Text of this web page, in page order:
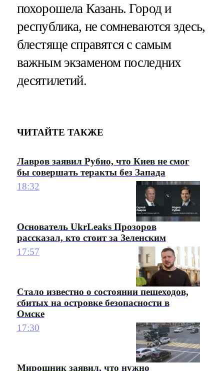
похорошела Казань. Город и
республика, не сомневаются здесь,
блестяще справятся с самым
важным экзаменом последних
десятилетий.
ЧИТАЙТЕ ТАКЖЕ
Лавров заявил Рубио, что Киев не смог
бы совершать теракты без Запада
18:32
Основатель UkrLeaks Прозоров
рассказал, кто стоит за Зеленским
17:57
Стало известно о состоянии пешеходов,
сбитых на островке безопасности в
Омске
17:30
Мирошник заявил, что нужно